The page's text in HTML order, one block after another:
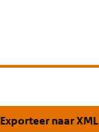
Exporteer naar XML